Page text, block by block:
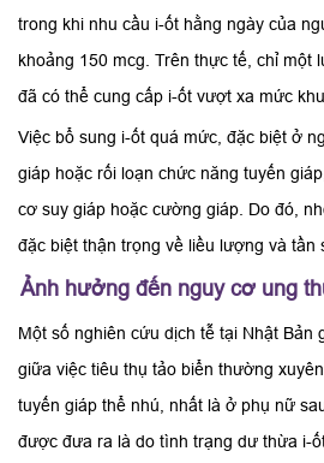
trong khi nhu cầu i-ốt hằng ngày của
khoảng 150 mcg. Trên thực tế, chỉ một
đã có thể cung cấp i-ốt vượt xa mức
Việc bổ sung i-ốt quá mức, đặc biệt ở
giáp hoặc rối loạn chức năng tuyến
cơ suy giáp hoặc cường giáp. Do đó,
đặc biệt thận trọng về liều lượng và tần
Ảnh hưởng đến nguy cơ ung
Một số nghiên cứu dịch tễ tại Nhật Bản
giữa việc tiêu thụ tảo biển thường
tuyến giáp thể nhú, nhất là ở phụ nữ
được đưa ra là do tình trạng dư thừa i-